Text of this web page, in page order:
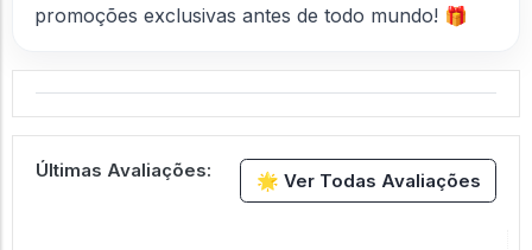
promoções exclusivas antes de todo mundo! 🎁
🌟 Ver Todas Avaliações
Últimas Avaliações: